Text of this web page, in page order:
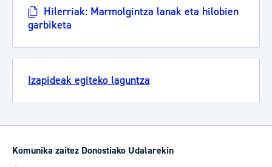
Hilerriak: Marmolgintza lanak eta hilobien
garbiketa
Izapideak egiteko laguntza
Komunika zaitez Donostiako Udalarekin